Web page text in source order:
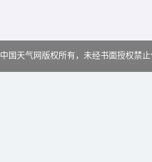
中国天气网版权所有，未经书面授权